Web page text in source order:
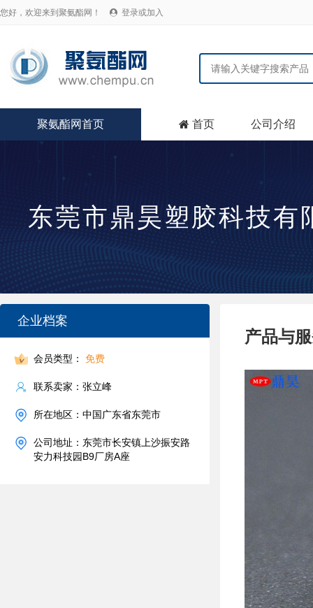
您好，欢迎来到聚氨酯网！  登录或加入
聚氨酯网首页  首页 公司介绍
东莞市鼎昊塑胶科技有
企业档案
会员类型： 免费
联系卖家：张立峰
所在地区：中国广东省东莞市
公司地址：东莞市长安镇上沙振安路
安力科技园B9厂房A座
产品与